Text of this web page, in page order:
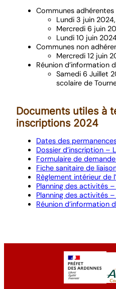
Communes adhérentes
Lundi 3 juin
Mercredi 6 juin
Lundi 10 juin
Communes non
Mercredi 12 juin
Réunion d’information
Samedi 6 Juillet
scolaire de
Documents utiles à
inscriptions 2024
Dates des
Dossier d’inscription –
Formulaire de
Fiche sanitaire de
Règlement intérieur de
Planning des activités
Planning des activités
Réunion d’information